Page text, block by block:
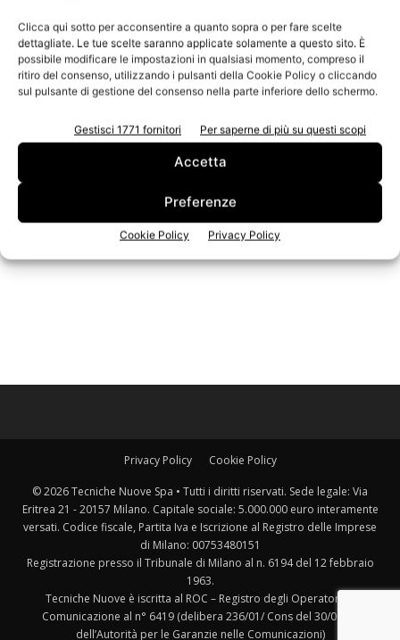
Clicca qui sotto per acconsentire a quanto sopra o per fare scelte
dettagliate. Le tue scelte saranno applicate solamente a questo sito. È
possibile modificare le impostazioni in qualsiasi momento, compreso il
ritiro del consenso, utilizzando i pulsanti della Cookie Policy o cliccando
sul pulsante di gestione del consenso nella parte inferiore dello schermo.
Gestisci 1771 fornitori Per saperne di più su questi scopi
Accetta
Preferenze
Cookie Policy Privacy Policy
Edicola Web
Privacy Policy Cookie Policy
© 2026 Tecniche Nuove Spa • Tutti i diritti riservati. Sede legale: Via
Eritrea 21 - 20157 Milano. Capitale sociale: 5.000.000 euro interamente
versati. Codice fiscale, Partita Iva e Iscrizione al Registro delle Imprese
di Milano: 00753480151
Registrazione presso il Tribunale di Milano al n. 6194 del 12 febbraio
1963.
Tecniche Nuove è iscritta al ROC – Registro degli Operatori di
Comunicazione al n° 6419 (delibera 236/01/ Cons del 30/06/01
dell’Autorità per le Garanzie nelle Comunicazioni)